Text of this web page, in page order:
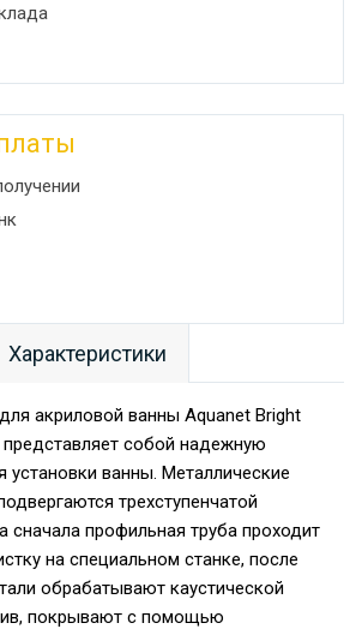
Характеристики
акриловой ванны Aquanet Bright
представляет собой надежную
установки ванны. Металлические
трехступенчатой
сначала профильная труба проходит
на специальном станке, после
обрабатывают каустической
покрывают с помощью